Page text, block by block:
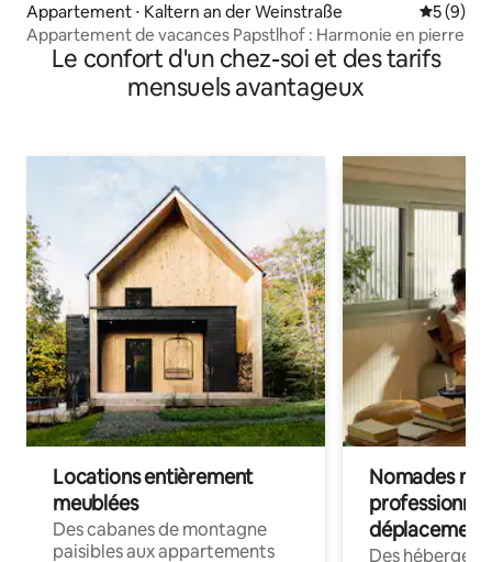
Appartement ⋅ Kaltern an der Weinstraße
5 (9)
Appartement de vacances Papstlhof : Harmonie en pierre
Le confort d'un chez-soi et des tarifs
mensuels avantageux
Locations entièrement
meublées
Des cabanes de montagne
paisibles aux appartements
Nomades
déplacement
Des